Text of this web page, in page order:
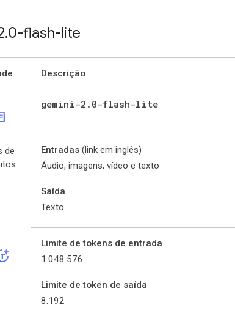
.0-flash-lite
Descrição
gemini-2 . 0-flash-lite
de
Entradas (link em inglês)
Áudio, imagens, vídeo e texto
Saída
Texto
Limite de tokens de entrada
1.048.576
Limite de token de saída
8.192